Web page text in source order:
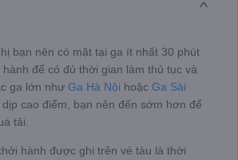
bạn nên có mặt tại ga ít nhất 30 phút
để có đủ thời gian làm thủ tục và
ga lớn như Ga Hà Nội hoặc Ga Sài
dịp cao điểm, bạn nên đến sớm hơn để
tải.
hành được ghi trên vé tàu là thời